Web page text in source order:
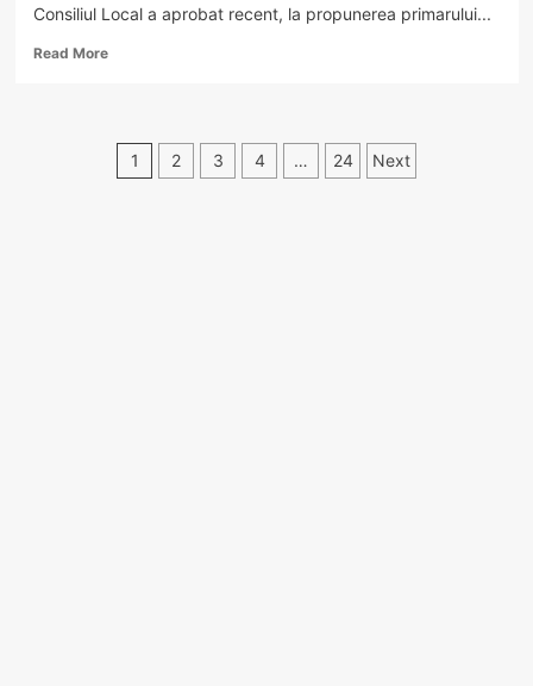
Consiliul Local a aprobat recent, la propunerea primarului...
Read MoreRead
investiție
Paginație
1 2 3 4 … 24 Next